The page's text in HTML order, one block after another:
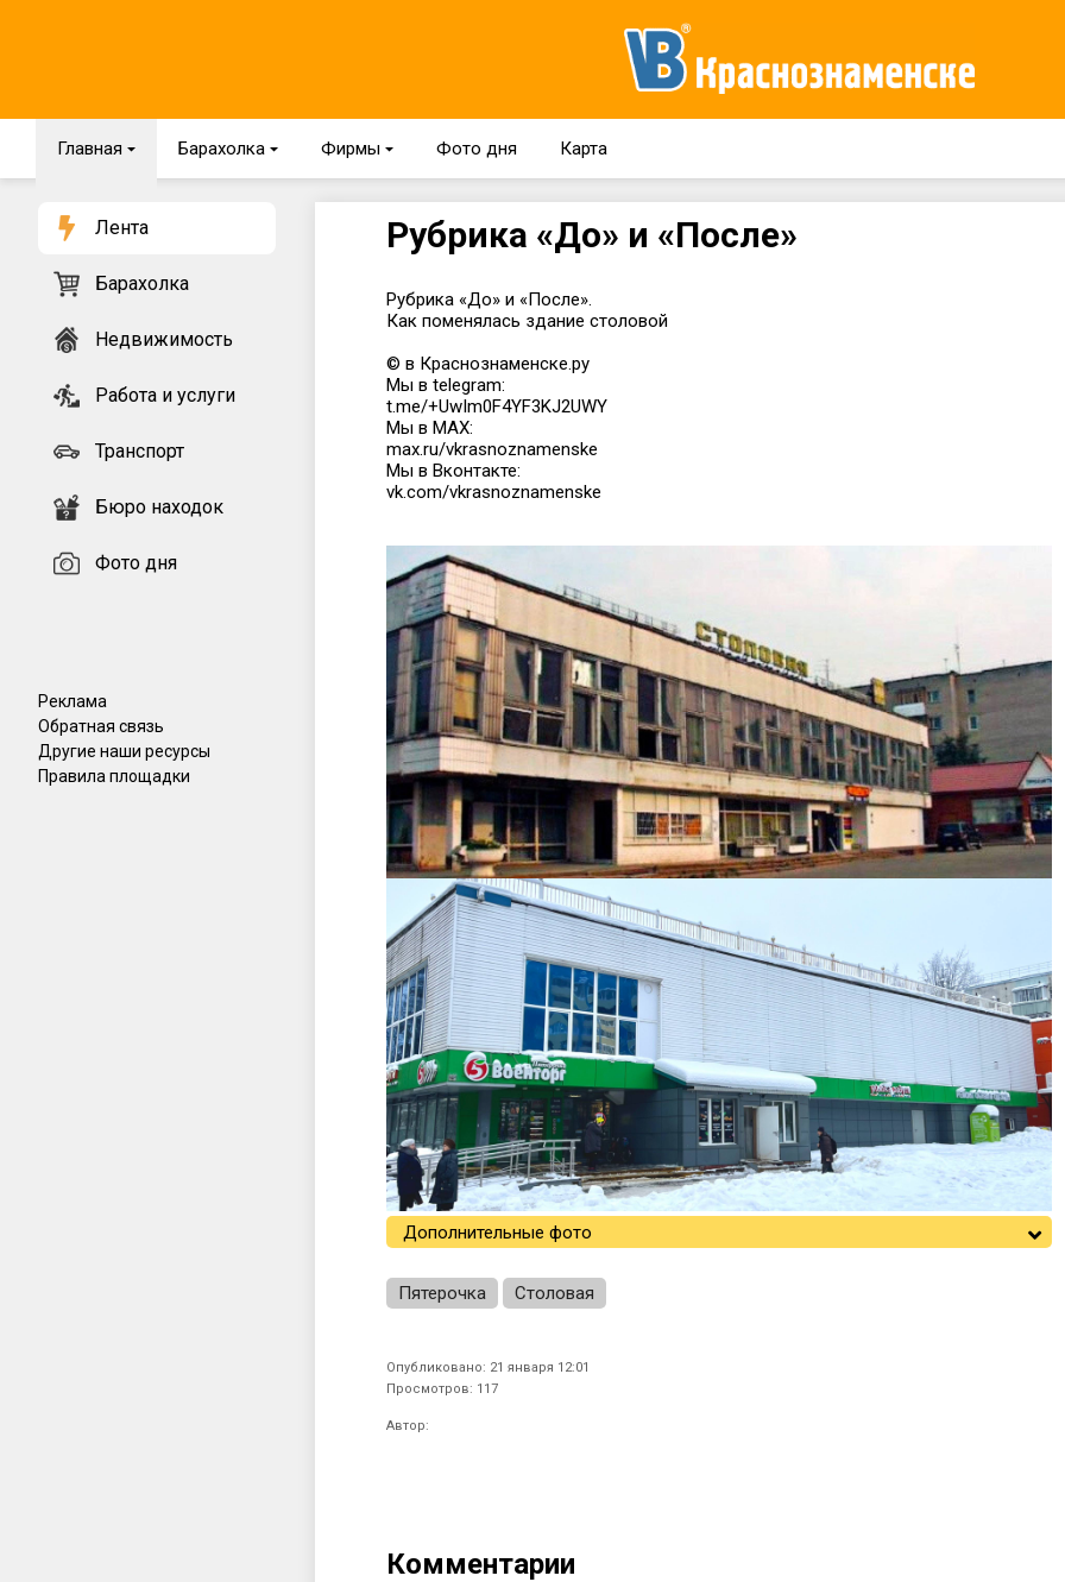
Главная { Барахолка { Фирмы { Фото дня Карта
Лента
Барахолка
Недвижимость
Работа и услуги
Транспорт
Бюро находок
Фото дня
Реклама
Обратная связь
Другие наши ресурсы
Правила площадки
Рубрика «До» и «После»
Рубрика «До» и «После».
Как поменялась здание столовой
© в Краснознаменске.ру
Мы в telegram:
t.me/+UwIm0F4YF3KJ2UWY
Мы в MAX:
max.ru/vkrasnoznamenske
Мы в Вконтакте:
vk.com/vkrasnoznamenske
Дополнительные фото
Пятерочка Столовая
Опубликовано: 21 января 12:01
Просмотров: 117
Автор:
Комментарии